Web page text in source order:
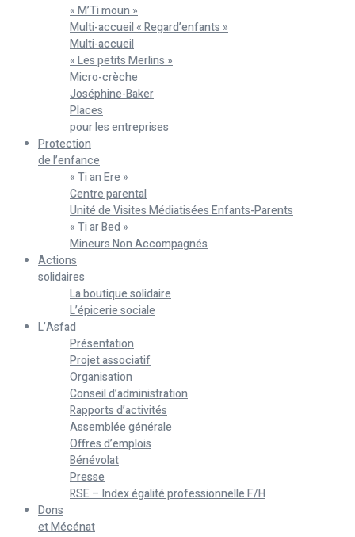
« M’Ti moun »
Multi-accueil « Regard’enfants »
Multi-accueil
« Les petits Merlins »
Micro-crèche
Joséphine-Baker
Places
pour les entreprises
Protection
de l’enfance
« Ti an Ere »
Centre parental
Unité de Visites Médiatisées Enfants-Parents
« Ti ar Bed »
Mineurs Non Accompagnés
Actions
solidaires
La boutique solidaire
L’épicerie sociale
L’Asfad
Présentation
Projet associatif
Organisation
Conseil d’administration
Rapports d’activités
Assemblée générale
Offres d’emplois
Bénévolat
Presse
RSE – Index égalité professionnelle F/H
Dons
et Mécénat